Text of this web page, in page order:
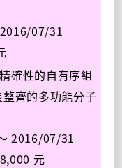
07/31
確性的自有序組
整齊的多功能分子
2016/07/31
元